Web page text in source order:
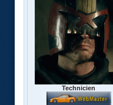
Technicien